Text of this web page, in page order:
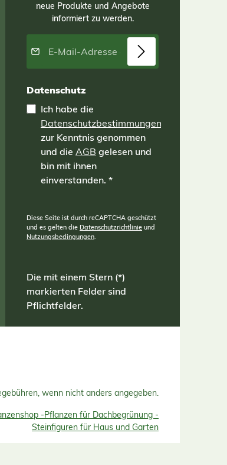
neue Produkte und Angebote
informiert zu werden.
E-Mail-Adresse*
Datenschutz
Ich habe die
Datenschutzbestimmungen
zur Kenntnis genommen
und die AGB gelesen und
bin mit ihnen
einverstanden. *
Diese Seite ist durch reCAPTCHA geschützt
und es gelten die Datenschutzrichtlinie und
Nutzungsbedingungen.
Die mit einem Stern (*)
markierten Felder sind
Pflichtfelder.
wenn nicht anders angegeben.
-Pflanzen für Dachbegrünung -
Steinfiguren für Haus und Garten